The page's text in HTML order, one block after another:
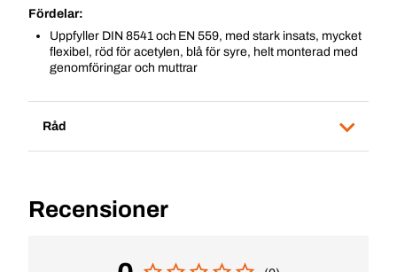
Fördelar:
Uppfyller DIN 8541 och EN 559, med stark insats, mycket
flexibel, röd för acetylen, blå för syre, helt monterad med
genomföringar och muttrar
Råd
Recensioner